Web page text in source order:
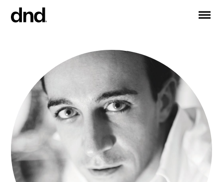
EN DE
PRODUCTOS
Todos los productos
Manijas para puertas
Manijas para ventanas
Tiradores para puertas y portones
Manija personalizadas
Pomos para puertas